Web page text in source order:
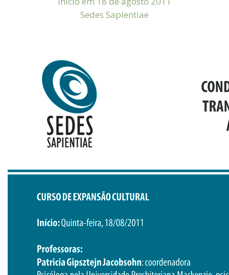
Sedes Sapientiae